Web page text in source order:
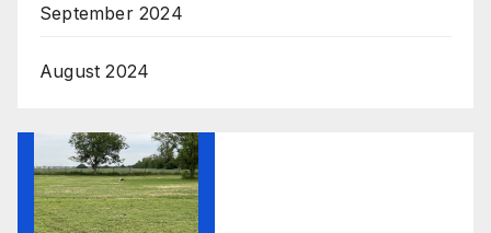
September 2024
August 2024